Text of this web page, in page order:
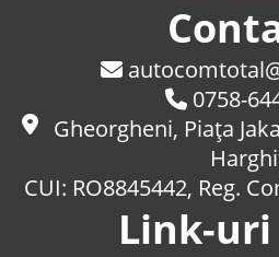
0758-
Gheorgheni, Piaţa
CUI: RO8845442, Reg.
Link-